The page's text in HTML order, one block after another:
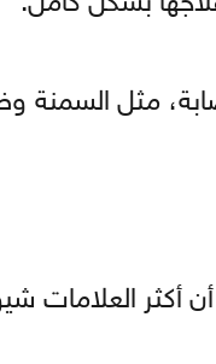
مثل السمنة
أكثر العلامات